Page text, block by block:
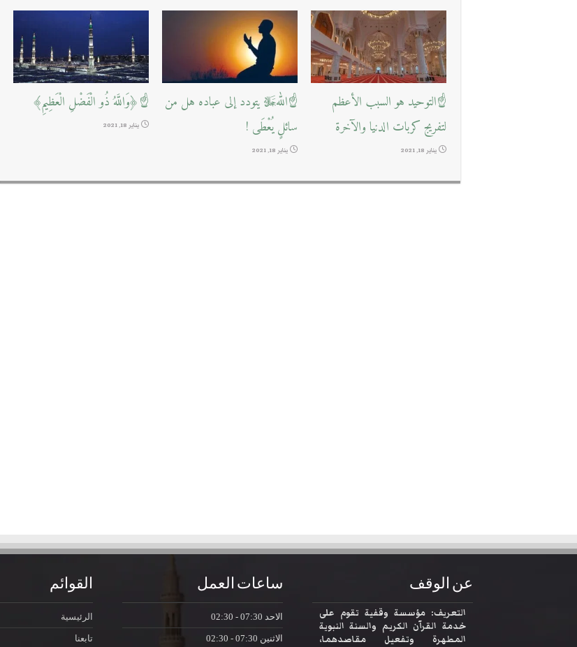
☝التوحيد هو السبب الأعظم
لتفريج كربات الدنيا والآخرة
يناير 18, 2021
☝اللهﷻ يتودد إلى عباده هل من
سائلٍ يُعْطَى !
يناير 18, 2021
☝﴿وَاللَّهُ ذُو الْفَضْلِ الْعَظِيمِ﴾
يناير 18, 2021
عن الوقف
التعريف: مؤسسة وقفية تقوم على
خدمة القرآن الكريم والسنة النبوية
المطهرة وتفعيل مقاصدهما،
ساعات العمل
الاحد
الاثنين
القوائم
الرئيسية
تابعنا